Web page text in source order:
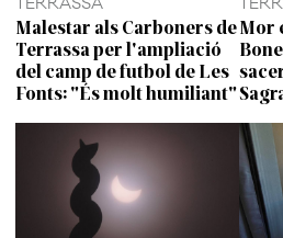
Malestar als Carboners de
Terrassa per l'ampliació
del camp de futbol de Les
Fonts: "És molt humiliant"
Mor